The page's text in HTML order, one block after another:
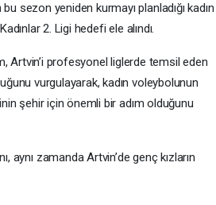
sezon yeniden kurmayı planladığı kadın
2. Ligi hedefi ele alındı.
Artvin’i profesyonel liglerde temsil eden
vurgulayarak, kadın voleybolunun
şehir için önemli bir adım olduğunu
aynı zamanda Artvin’de genç kızların